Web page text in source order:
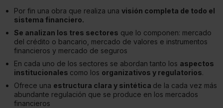
Por fin una obra que realiza una visión completa de todo el
sistema financiero.
Se analizan los tres sectores que lo componen: mercado
del crédito o bancario, mercado de valores e instrumentos
financieros y mercado de seguros
En cada uno de los sectores se abordan tanto los aspectos
institucionales como los organizativos y regulatorios.
Ofrece una estructura clara y sintética de la cada vez más
abundante regulación que se produce en los mercados
financieros